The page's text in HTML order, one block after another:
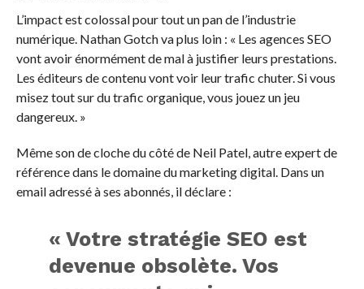
L’impact est colossal pour tout un pan de l’industrie
numérique. Nathan Gotch va plus loin : « Les agences SEO
vont avoir énormément de mal à justifier leurs prestations.
Les éditeurs de contenu vont voir leur trafic chuter. Si vous
misez tout sur du trafic organique, vous jouez un jeu
dangereux. »
Même son de cloche du côté de Neil Patel, autre expert de
référence dans le domaine du marketing digital. Dans un
email adressé à ses abonnés, il déclare :
« Votre stratégie SEO est
devenue obsolète. Vos